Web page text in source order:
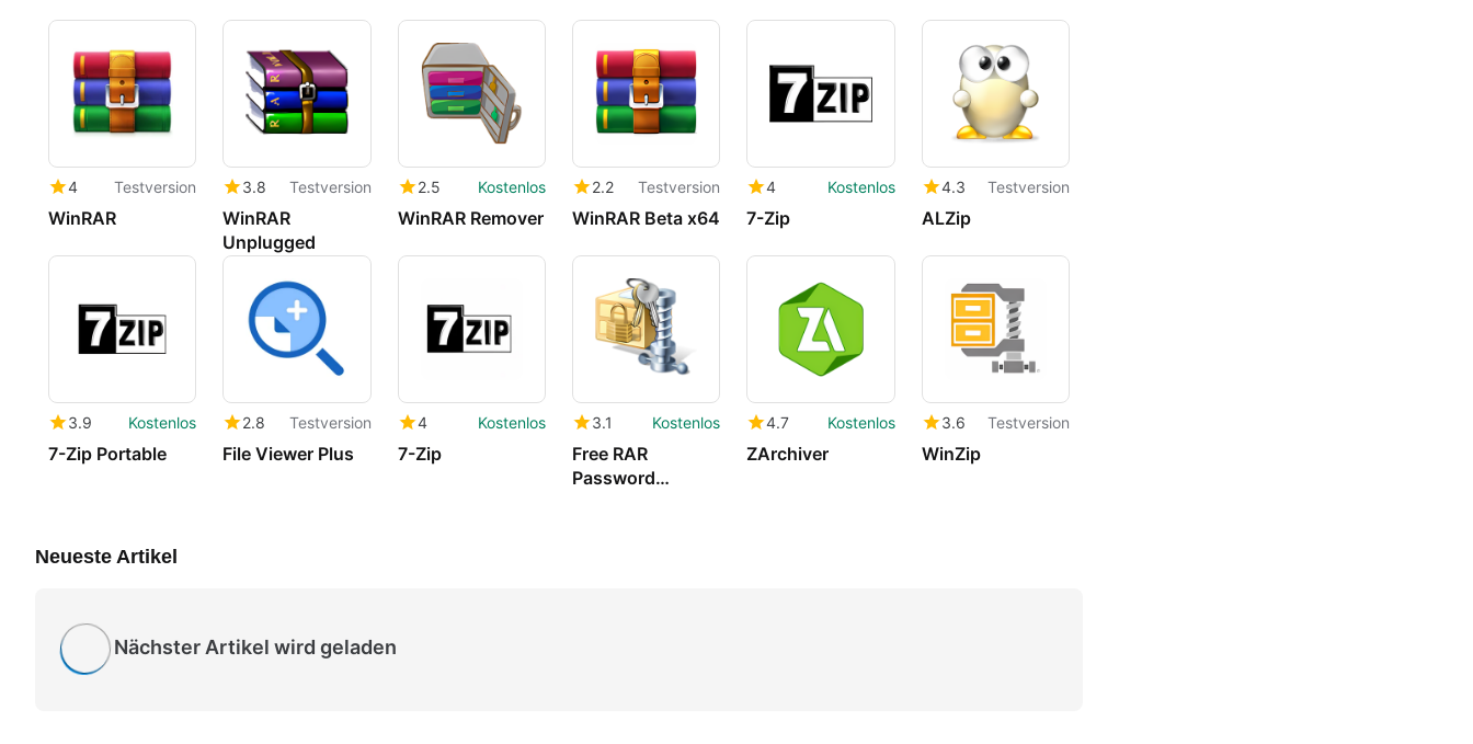
4 Testversion
WinRAR
3.8 Testversion
WinRAR
Unplugged
2.5 Kostenlos
WinRAR Remover
2.2 Testversion
WinRAR Beta x64
4 Kostenlos
7-Zip
4.3 Testversion
ALZip
3.9 Kostenlos
7-Zip Portable
2.8 Testversion
File Viewer Plus
4 Kostenlos
7-Zip
3.1 Kostenlos
Free RAR
Password
4.7 Kostenlos
ZArchiver
3.6 Testversion
WinZip
Neueste Artikel
Nächster Artikel wird geladen